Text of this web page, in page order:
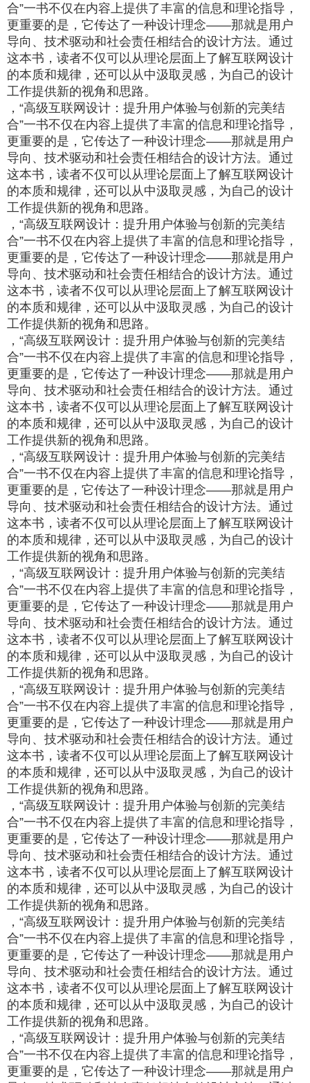
合”一书不仅在内容上提供了丰富的信息和理论指导，
更重要的是，它传达了一种设计理念——那就是用户
导向、技术驱动和社会责任相结合的设计方法。通过
这本书，读者不仅可以从理论层面上了解互联网设计
的本质和规律，还可以从中汲取灵感，为自己的设计
工作提供新的视角和思路。
，“高级互联网设计：提升用户体验与创新的完美结
合”一书不仅在内容上提供了丰富的信息和理论指导，
更重要的是，它传达了一种设计理念——那就是用户
导向、技术驱动和社会责任相结合的设计方法。通过
这本书，读者不仅可以从理论层面上了解互联网设计
的本质和规律，还可以从中汲取灵感，为自己的设计
工作提供新的视角和思路。
，“高级互联网设计：提升用户体验与创新的完美结
合”一书不仅在内容上提供了丰富的信息和理论指导，
更重要的是，它传达了一种设计理念——那就是用户
导向、技术驱动和社会责任相结合的设计方法。通过
这本书，读者不仅可以从理论层面上了解互联网设计
的本质和规律，还可以从中汲取灵感，为自己的设计
工作提供新的视角和思路。
，“高级互联网设计：提升用户体验与创新的完美结
合”一书不仅在内容上提供了丰富的信息和理论指导，
更重要的是，它传达了一种设计理念——那就是用户
导向、技术驱动和社会责任相结合的设计方法。通过
这本书，读者不仅可以从理论层面上了解互联网设计
的本质和规律，还可以从中汲取灵感，为自己的设计
工作提供新的视角和思路。
，“高级互联网设计：提升用户体验与创新的完美结
合”一书不仅在内容上提供了丰富的信息和理论指导，
更重要的是，它传达了一种设计理念——那就是用户
导向、技术驱动和社会责任相结合的设计方法。通过
这本书，读者不仅可以从理论层面上了解互联网设计
的本质和规律，还可以从中汲取灵感，为自己的设计
工作提供新的视角和思路。
，“高级互联网设计：提升用户体验与创新的完美结
合”一书不仅在内容上提供了丰富的信息和理论指导，
更重要的是，它传达了一种设计理念——那就是用户
导向、技术驱动和社会责任相结合的设计方法。通过
这本书，读者不仅可以从理论层面上了解互联网设计
的本质和规律，还可以从中汲取灵感，为自己的设计
工作提供新的视角和思路。
，“高级互联网设计：提升用户体验与创新的完美结
合”一书不仅在内容上提供了丰富的信息和理论指导，
更重要的是，它传达了一种设计理念——那就是用户
导向、技术驱动和社会责任相结合的设计方法。通过
这本书，读者不仅可以从理论层面上了解互联网设计
的本质和规律，还可以从中汲取灵感，为自己的设计
工作提供新的视角和思路。
，“高级互联网设计：提升用户体验与创新的完美结
合”一书不仅在内容上提供了丰富的信息和理论指导，
更重要的是，它传达了一种设计理念——那就是用户
导向、技术驱动和社会责任相结合的设计方法。通过
这本书，读者不仅可以从理论层面上了解互联网设计
的本质和规律，还可以从中汲取灵感，为自己的设计
工作提供新的视角和思路。
，“高级互联网设计：提升用户体验与创新的完美结
合”一书不仅在内容上提供了丰富的信息和理论指导，
更重要的是，它传达了一种设计理念——那就是用户
导向、技术驱动和社会责任相结合的设计方法。通过
这本书，读者不仅可以从理论层面上了解互联网设计
的本质和规律，还可以从中汲取灵感，为自己的设计
工作提供新的视角和思路。
，“高级互联网设计：提升用户体验与创新的完美结
合”一书不仅在内容上提供了丰富的信息和理论指导，
更重要的是，它传达了一种设计理念——那就是用户